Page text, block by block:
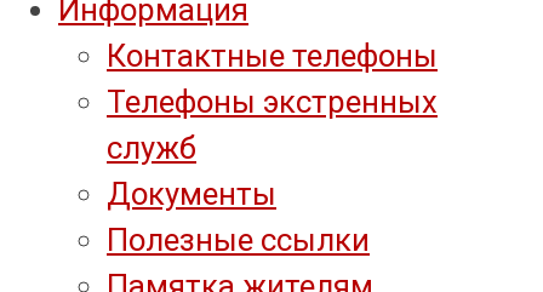
Информация
Контактные телефоны
Телефоны экстренных
служб
Документы
Полезные ссылки